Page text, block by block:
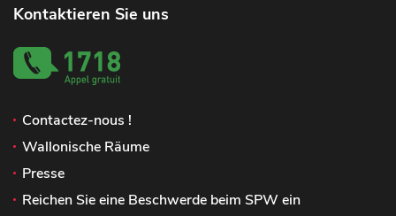
Kontaktieren Sie uns
Contactez-nous !
Wallonische Räume
Presse
Reichen Sie eine Beschwerde beim SPW ein